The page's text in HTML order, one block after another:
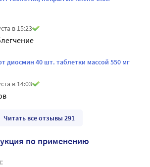
в 15:23
диосмин 40 шт. таблетки массой 550 мг
в 14:03
Читать все отзывы 291
по применению